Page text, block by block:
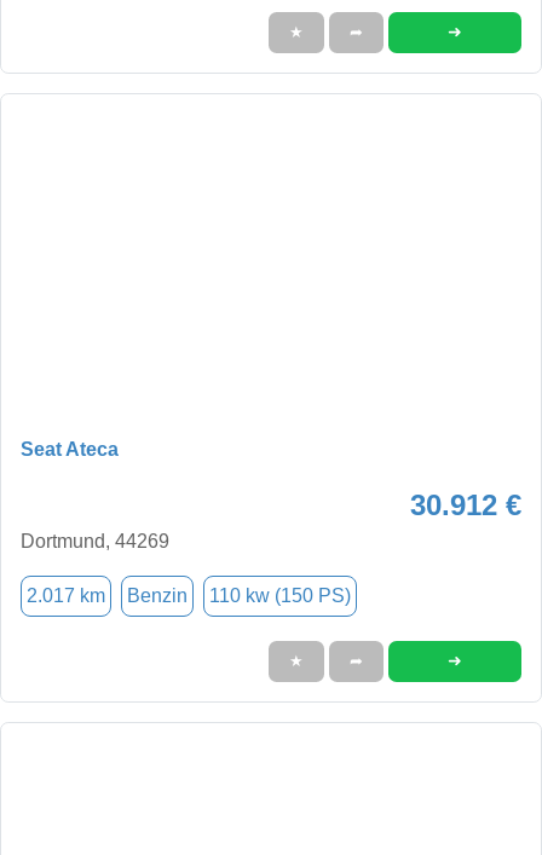
★ ➦ ➜
Seat Ateca
30.912 €
Dortmund, 44269
2.017 km Benzin 110 kw (150 PS)
★ ➦ ➜